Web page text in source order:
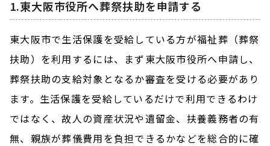
1.東大阪市役所へ葬祭扶助を申請する
東大阪市で生活保護を受給している方が福祉葬（葬祭
扶助）を利用するには、まず東大阪市役所へ申請し、
葬祭扶助の支給対象となるか審査を受ける必要があり
ます。生活保護を受給しているだけで利用できるわけ
ではなく、故人の資産状況や遺留金、扶養義務者の有
無、親族が葬儀費用を負担できるかなどを総合的に確